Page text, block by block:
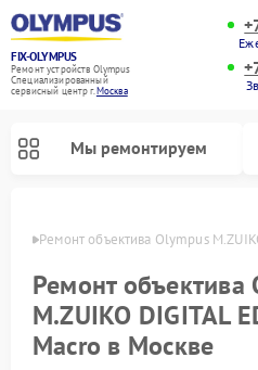
FIX-OLYMPUS
Ремонт устройств Olympus
Специализированный
cервисный центр г.Москва
Мы ремонтируем
Ремонт объектива Olympus
Ремонт объектива
M.ZUIKO DIGITAL
Macro в Москве